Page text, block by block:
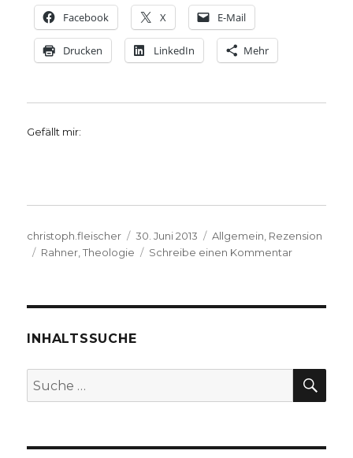
Facebook X E-Mail
Drucken LinkedIn Mehr
Gefällt mir:
Autor
christoph.fleischer
Veröffentlicht
am
30. Juni 2013 Kategorien
Allgemein Rezension
Schlagwörter
Rahner ,Theologie Schreibe einen Kommentarzu
Rezension
von
Christoph
2013,
INHALTSSUCHE
Suche
nach: